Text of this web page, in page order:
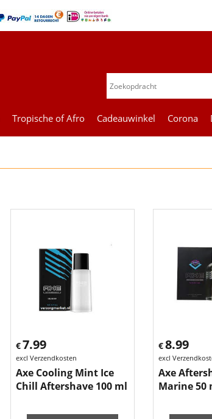
Tropische of Afro Cadeauwinkel Corona
€7.99
excl Verzendkosten
Axe Cooling Mint Ice
Chill Aftershave 100 ml
€8.99
excl
Axe
Marine 50